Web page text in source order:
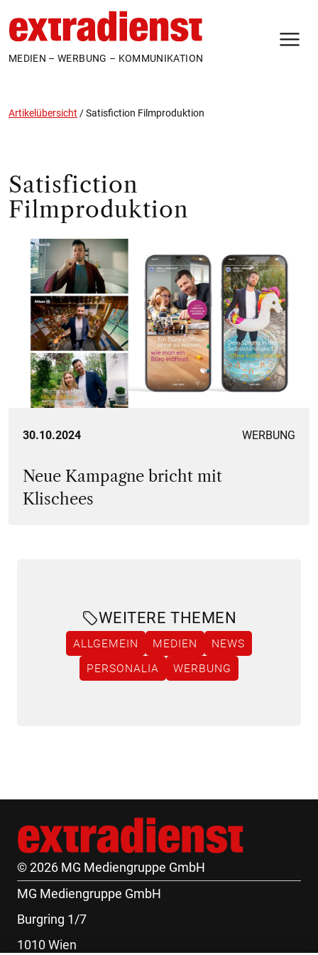
MEDIEN – WERBUNG – KOMMUNIKATION
Artikelübersicht /Satisfiction Filmproduktion
Satisfiction
Filmproduktion
30.10.2024 WERBUNG
Neue Kampagne bricht mit
Klischees
WEITERE THEMEN
ALLGEMEIN MEDIEN
NEWS
PERSONALIA
WERBUNG
© 2026 MG Mediengruppe GmbH
MG Mediengruppe GmbH
Burgring 1/7
1010 Wien